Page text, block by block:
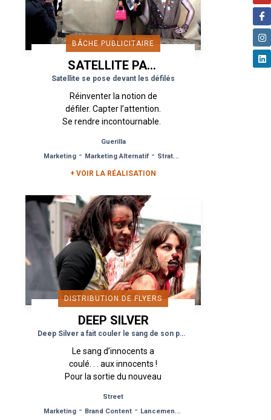
BÂCHE PUBLICITAIRE
SATELLITE PARIS
Satellite se pose devant les défilés
Réinventer la notion de
défiler. Capter l’attention.
Se rendre incontournable.
Satellite. À l’occasion de la
Fashion Week...
Guerilla
Marketing - Marketing Alternatif - Stratégie de Différenciation
+ VOIR LA RÉALISATION
DISTRIBUTION DE FLYERS
DEEP SILVER
Deep Silver a fait couler le sang de son public
Le sang d’innocents a
coulé. . . aux innocents !
Pour la sortie du nouveau
l’éditeur de jeux vidéo
Deep Silver a fait appel à
Street
Marketing - Brand Content - Lancement de Produit